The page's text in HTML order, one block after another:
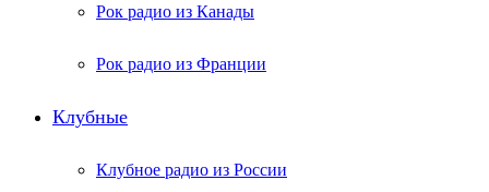
Рок радио из Канады
Рок радио из Франции
Клубные
Клубное радио из России